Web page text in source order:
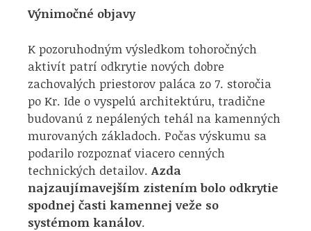
Výnimočné objavy
K pozoruhodným výsledkom tohoročných
aktivít patrí odkrytie nových dobre
zachovalých priestorov paláca zo 7. storočia
po Kr. Ide o vyspelú architektúru, tradične
budovanú z nepálených tehál na kamenných
murovaných základoch. Počas výskumu sa
podarilo rozpoznať viacero cenných
technických detailov.Azda
najzaujímavejším zistením bolo odkrytie
spodnej časti kamennej veže so
systémom kanálov.